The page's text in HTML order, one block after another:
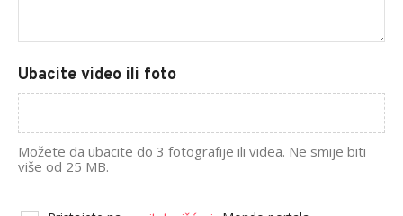
Ubacite video ili foto
Možete da ubacite do 3 fotografije ili videa. Ne smije biti
više od 25 MB.